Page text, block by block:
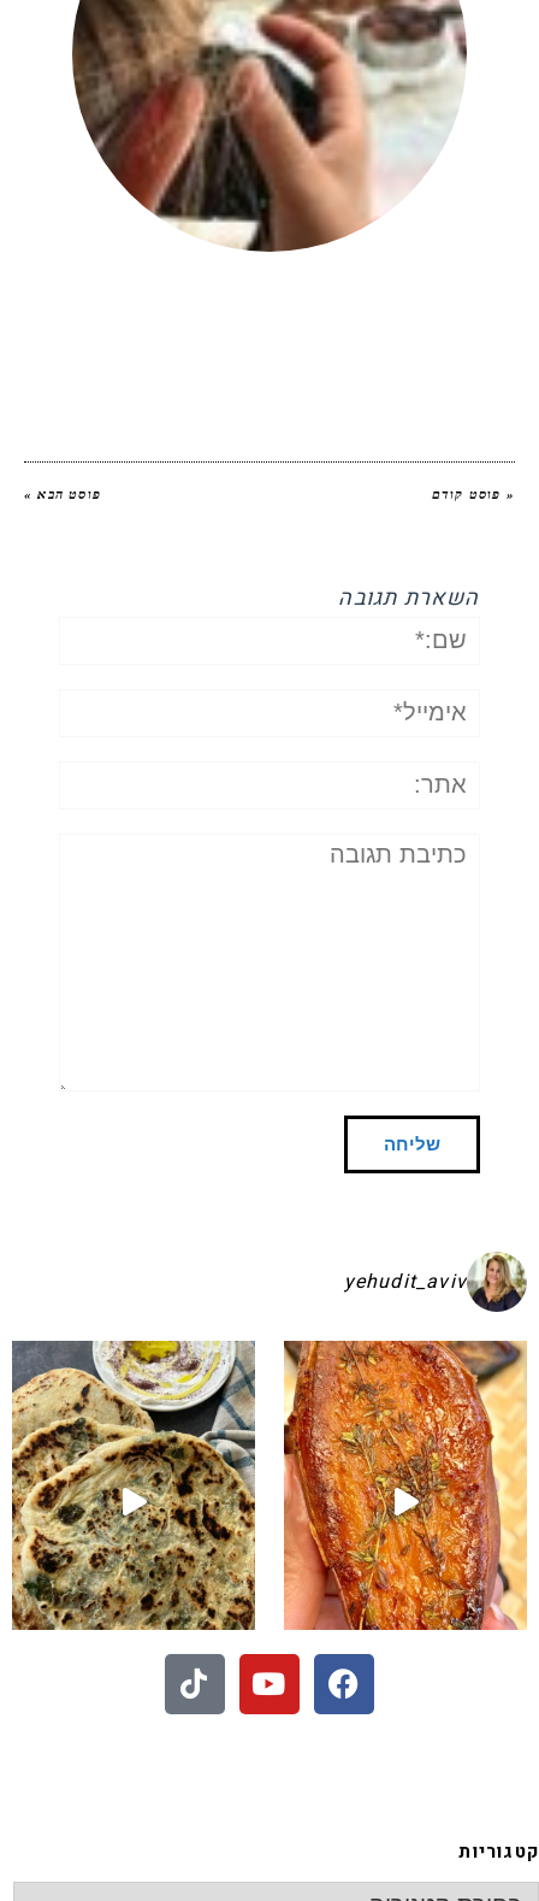
« פוסט קודם פוסט הבא »
השארת תגובה
שם:*
אימייל*
אתר:
תגובה
yehudit_aviv
בפיתות היסטריות
- חיתוכיות ריבה וקוקוס
קטגוריות